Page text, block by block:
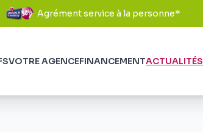
Agrément service à la personne*
VOTRE AGENCEFINANCEMENTACTUALITÉS